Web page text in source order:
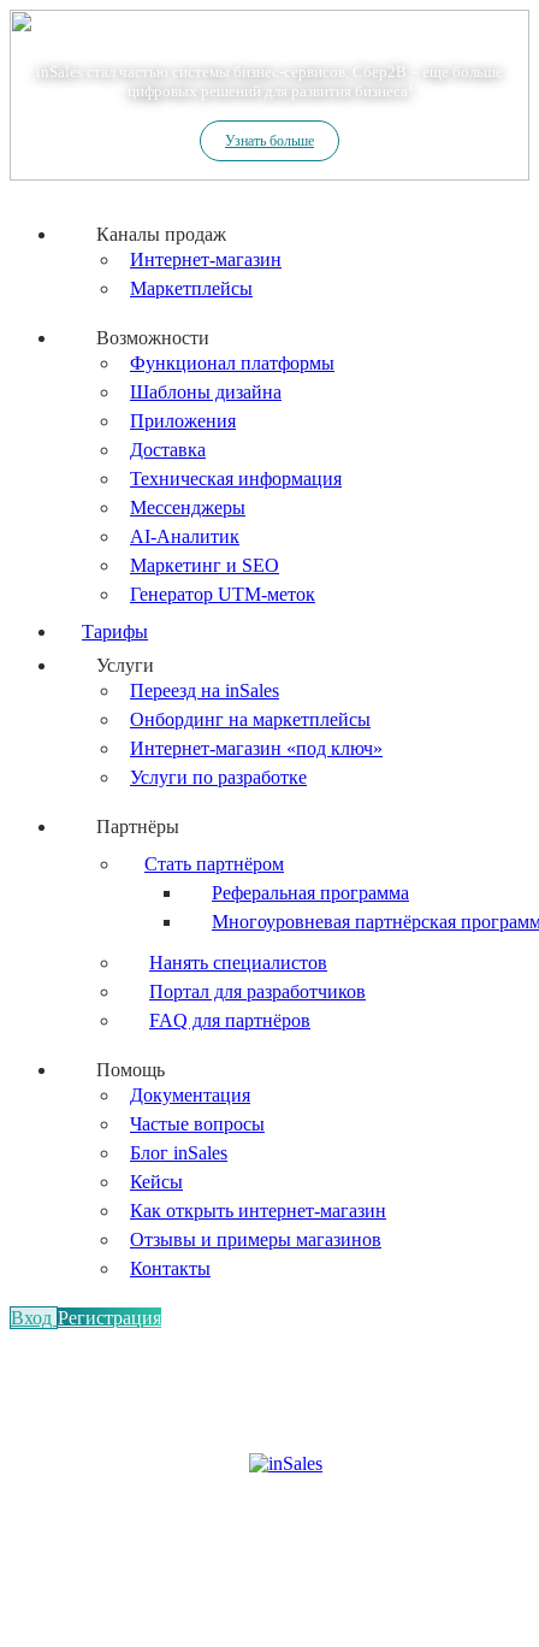
inSales стал частью системы бизнес-сервисов. Сбер2В – еще больше
цифровых решений для развития бизнеса!
Узнать больше
Каналы продаж
Интернет-магазин
Маркетплейсы
Возможности
Функционал платформы
Шаблоны дизайна
Приложения
Доставка
Техническая информация
Мессенджеры
AI-Аналитик
Маркетинг и SEO
Генератор UTM-меток
Тарифы
Услуги
Переезд на inSales
Онбординг на маркетплейсы
Интернет-магазин «под ключ»
Услуги по разработке
Партнёры
Стать партнёром
Реферальная программа
Многоуровневая партнёрская
Нанять специалистов
Портал для разработчиков
FAQ для партнёров
Помощь
Документация
Частые вопросы
Блог inSales
Кейсы
Как открыть интернет-магазин
Отзывы и примеры магазинов
Контакты
Вход Регистрация